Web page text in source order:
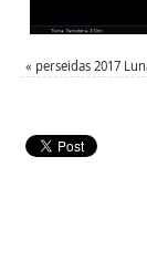
« perseidas 2017